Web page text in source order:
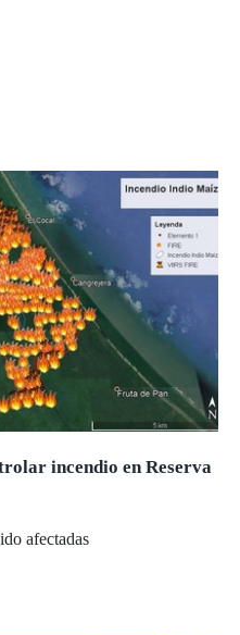
incendio en Reserva
afectadas